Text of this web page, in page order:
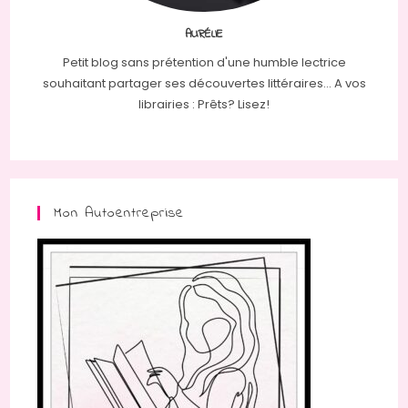
AURÉLIE
Petit blog sans prétention d'une humble lectrice
souhaitant partager ses découvertes littéraires... A vos
librairies : Prêts? Lisez!
Mon Autoentreprise